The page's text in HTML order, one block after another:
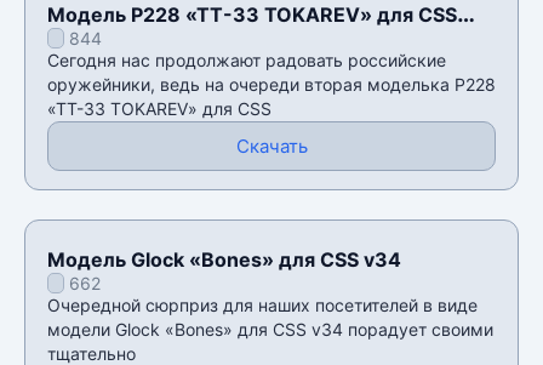
Модель P228 «ТТ-33 TOKAREV» для CSS
v34844
Сегодня нас продолжают радовать российские
оружейники, ведь на очереди вторая моделька P228
«ТТ-33 TOKAREV» для CSS
Скачать
Модель Glock «Bones» для CSS v34
662
Очередной сюрприз для наших посетителей в виде
модели Glock «Bones» для CSS v34 порадует своими
тщательно